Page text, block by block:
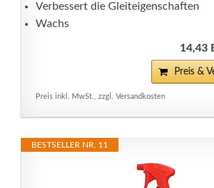
Verbessert die Gleiteigenschaften
Wachs
14,43
Preis &
Preis inkl. MwSt., zzgl. Versandkosten
BESTSELLER NR. 11